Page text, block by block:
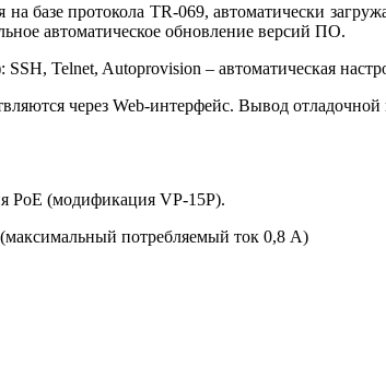
базе протокола TR-069, автоматически
автоматическое обновление версий ПО.
SSH, Telnet, Autoprovision – автоматическая
через Web-интерфейс. Вывод
PoE (модификация VP-15P).
потребляемый ток 0,8 А)